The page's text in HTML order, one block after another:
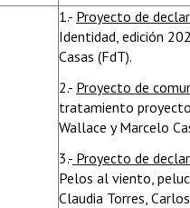
1.- Proyecto de
Identidad, edición
Casas (FdT).
2.- Proyecto de
tratamiento proyecto
Wallace y Marcelo
3.- Proyecto de
Pelos al viento,
Claudia Torres,